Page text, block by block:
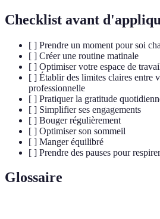
Checklist avant
[ ] Prendre un moment pour soi
[ ] Créer une routine matinale
[ ] Optimiser votre espace de
[ ] Établir des limites claires entre
professionnelle
[ ] Pratiquer la gratitude
[ ] Simplifier ses engagements
[ ] Bouger régulièrement
[ ] Optimiser son sommeil
[ ] Manger équilibré
[ ] Prendre des pauses pour respirer
Glossaire